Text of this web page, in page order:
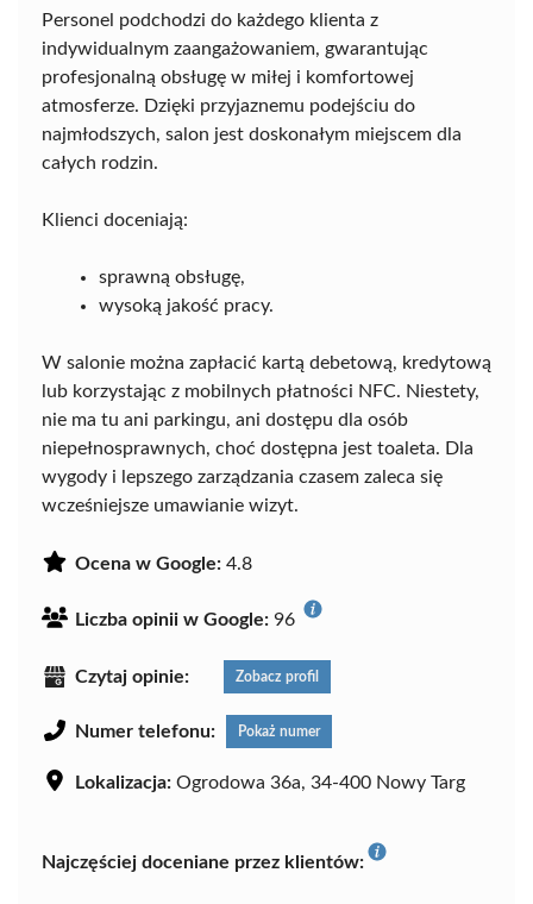
Personel podchodzi do każdego klienta z
indywidualnym zaangażowaniem, gwarantując
profesjonalną obsługę w miłej i komfortowej
atmosferze. Dzięki przyjaznemu podejściu do
najmłodszych, salon jest doskonałym miejscem dla
całych rodzin.
Klienci doceniają:
sprawną obsługę,
wysoką jakość pracy.
W salonie można zapłacić kartą debetową, kredytową
lub korzystając z mobilnych płatności NFC. Niestety,
nie ma tu ani parkingu, ani dostępu dla osób
niepełnosprawnych, choć dostępna jest toaleta. Dla
wygody i lepszego zarządzania czasem zaleca się
wcześniejsze umawianie wizyt.
Ocena w Google: 4.8
Liczba opinii w Google: 96
Czytaj opinie: Zobacz profil
Numer telefonu: Pokaż numer
Lokalizacja: Ogrodowa 36a, 34-400 Nowy Targ
Najczęściej doceniane przez klientów: